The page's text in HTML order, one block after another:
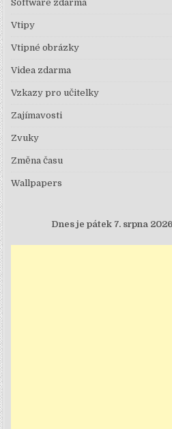
Software zdarma
Vtipy
Vtipné obrázky
Videa zdarma
Vzkazy pro učitelky
Zajímavosti
Zvuky
Změna času
Wallpapers
Dnes je pátek 7. srpna